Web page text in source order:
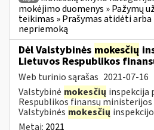
mokėjimo duomenys » Pažymų
teikimas » Prašymas atidėti
nepriemoką
Dėl Valstybinės mokesčių
Lietuvos Respublikos
Web turinio sąrašas 2021-07-16
Valstybinė mokesčių inspekcija
Respublikos finansų
Valstybinės mokesčių
Metai: 2021